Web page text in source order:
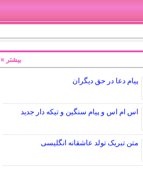
پیام دعا در حق دیگران
اس ام اس و پیام سنگین و تیکه دار جدید
متن تبریک تولد عاشقانه انگلیسی
بیشتر »